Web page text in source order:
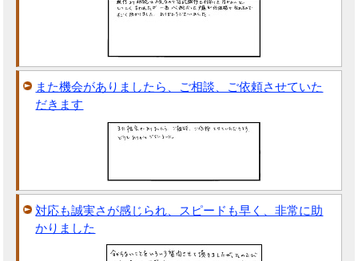
また機会がありましたら、ご相談、ご依頼させていた
だきます
対応も誠実さが感じられ、スピードも早く、非常に助
かりました